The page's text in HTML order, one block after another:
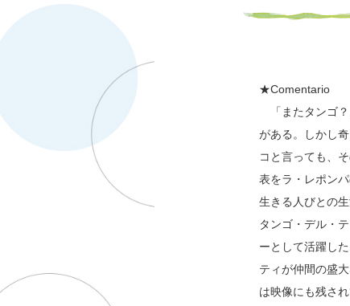
★Comentario
「またタンゴ？
がある。しかし
コと言っても、
表をラ・レポン
生きる人びとの
タンゴ・デル・
ーとして活躍し
ティが仲間の盛
は映像にも残され